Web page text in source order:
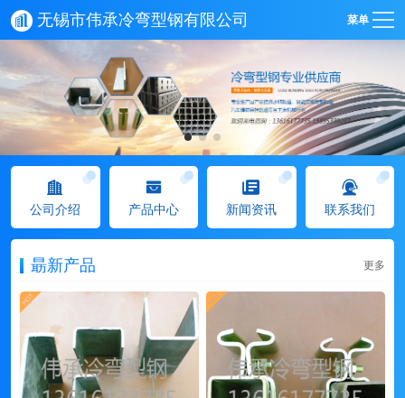
无锡市伟承冷弯型钢有限公司 菜单
公司介绍 产品中心 新闻资讯 联系我们
朂新产品 更多